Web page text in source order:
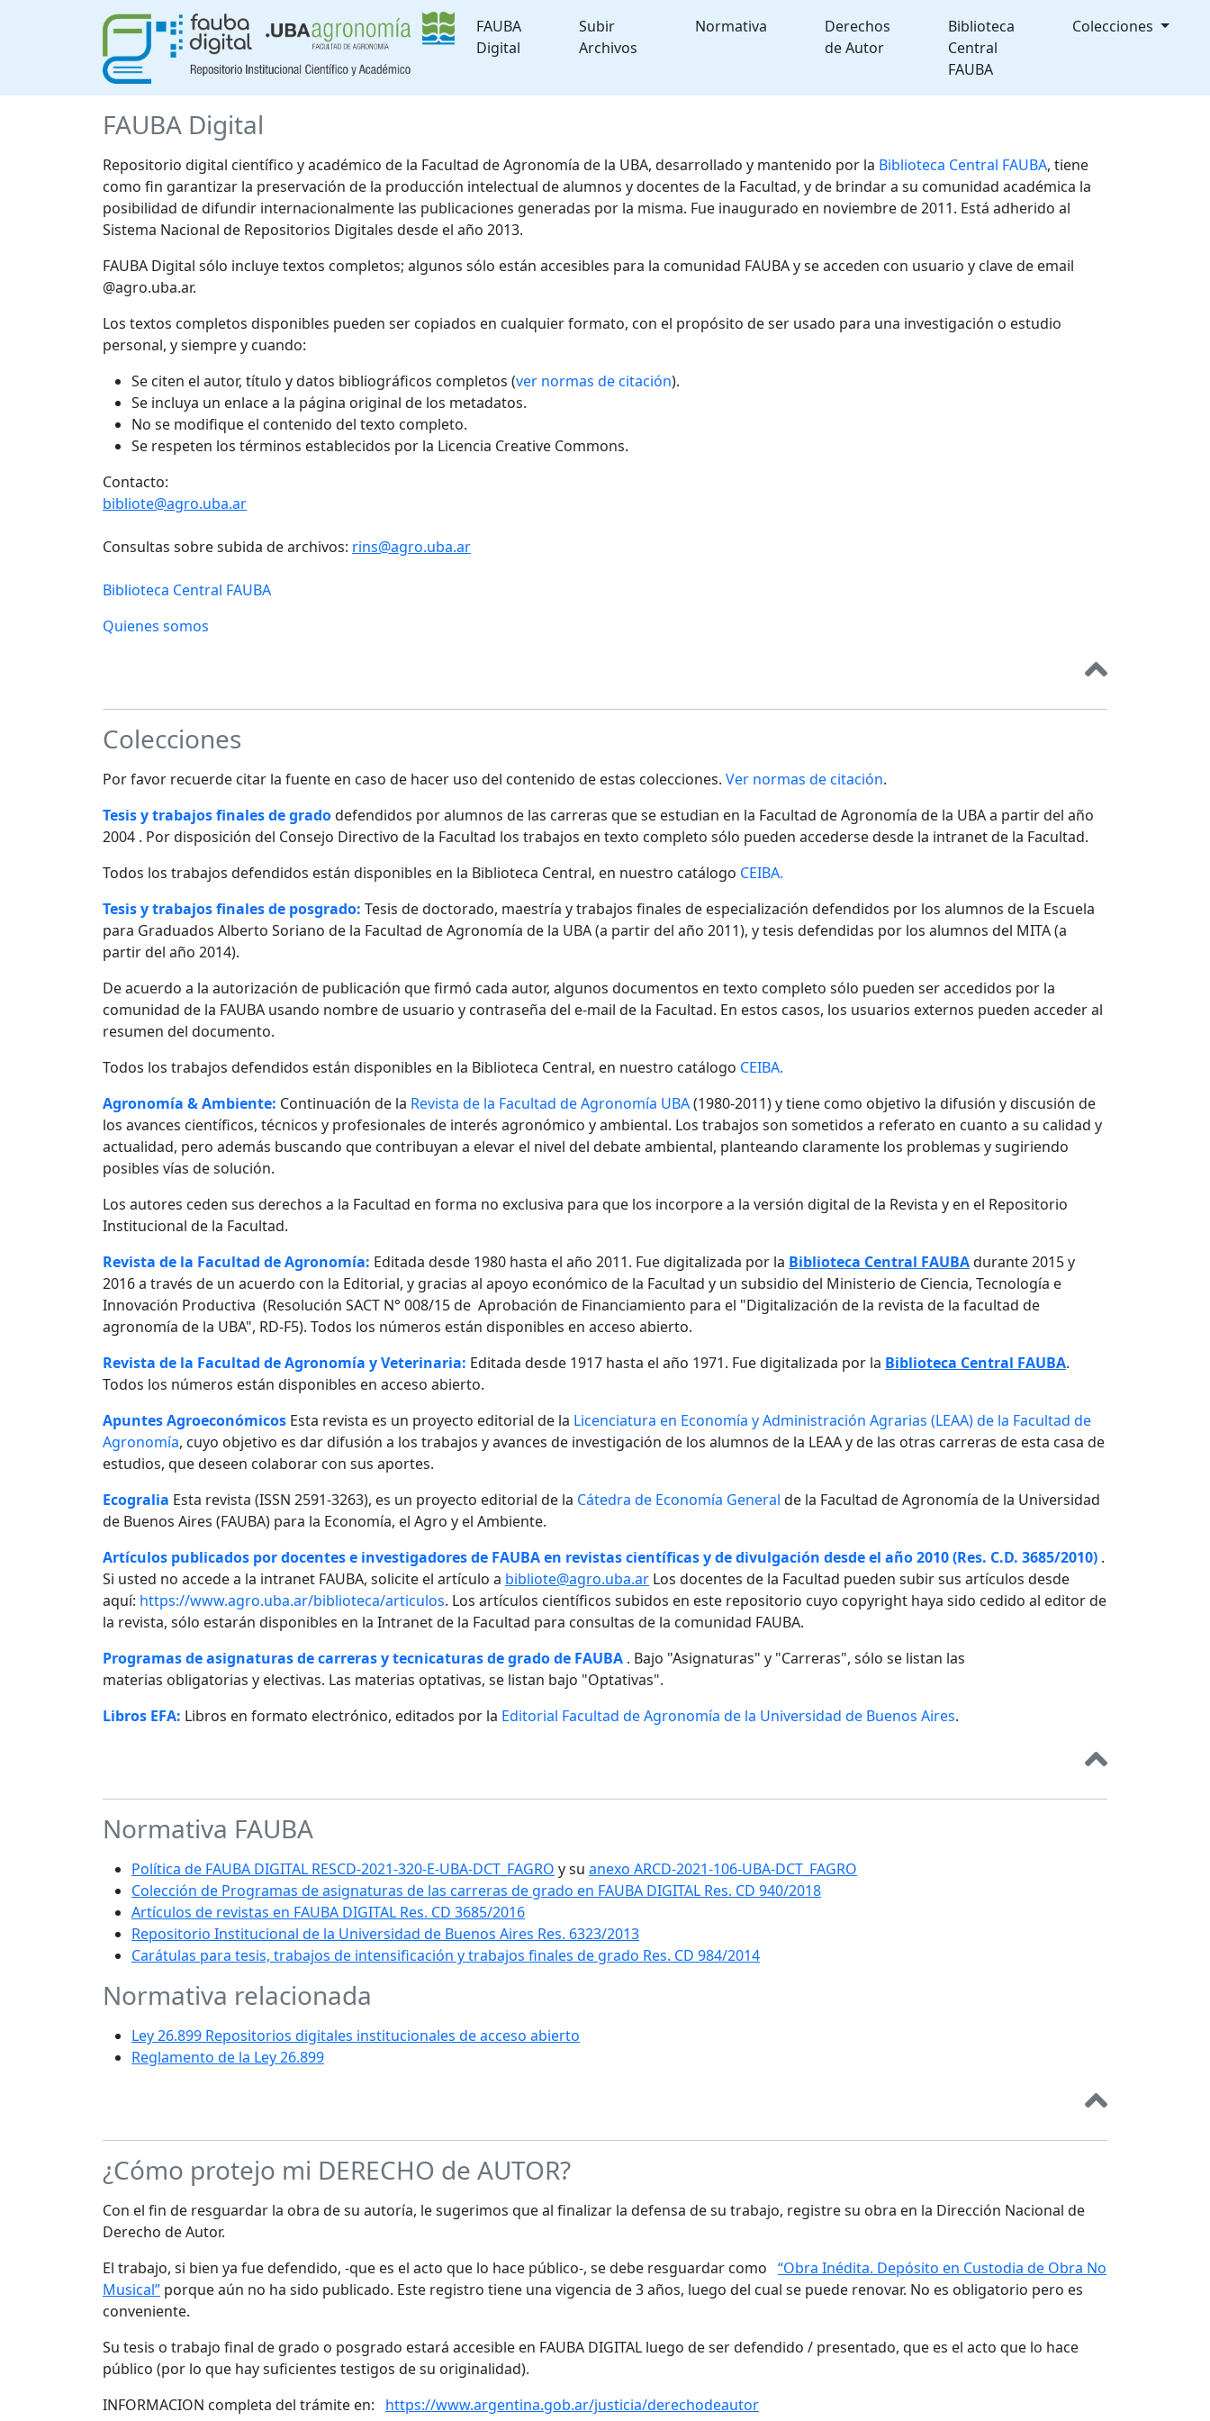
FAUBA
Digital
Subir
Archivos
Normativa
Derechos
de Autor
Biblioteca
Central
FAUBA
Colecciones
FAUBA Digital
Repositorio digital científico y académico de la Facultad de Agronomía de la UBA, desarrollado y mantenido por la Biblioteca Central FAUBA, tiene
como fin garantizar la preservación de la producción intelectual de alumnos y docentes de la Facultad, y de brindar a su comunidad académica la
posibilidad de difundir internacionalmente las publicaciones generadas por la misma. Fue inaugurado en noviembre de 2011. Está adherido al
Sistema Nacional de Repositorios Digitales desde el año 2013.
FAUBA Digital sólo incluye textos completos; algunos sólo están accesibles para la comunidad FAUBA y se acceden con usuario y clave de email
@agro.uba.ar.
Los textos completos disponibles pueden ser copiados en cualquier formato, con el propósito de ser usado para una investigación o estudio
personal, y siempre y cuando:
Se citen el autor, título y datos bibliográficos completos (ver normas de citación).
Se incluya un enlace a la página original de los metadatos.
No se modifique el contenido del texto completo.
Se respeten los términos establecidos por la Licencia Creative Commons.
Contacto:
bibliote@agro.uba.ar
Consultas sobre subida de archivos: rins@agro.uba.ar
Biblioteca Central FAUBA
Quienes somos
Colecciones
Por favor recuerde citar la fuente en caso de hacer uso del contenido de estas colecciones. Ver normas de citación.
Tesis y trabajos finales de gradodefendidos por alumnos de las carreras que se estudian en la Facultad de Agronomía de la UBA a partir del año
2004 . Por disposición del Consejo Directivo de la Facultad los trabajos en texto completo sólo pueden accederse desde la intranet de la Facultad.
Todos los trabajos defendidos están disponibles en la Biblioteca Central, en nuestro catálogo CEIBA.
Tesis y trabajos finales de posgrado: Tesis de doctorado, maestría y trabajos finales de especialización defendidos por los alumnos de la Escuela
para Graduados Alberto Soriano de la Facultad de Agronomía de la UBA (a partir del año 2011), y tesis defendidas por los alumnos del MITA (a
partir del año 2014).
De acuerdo a la autorización de publicación que firmó cada autor, algunos documentos en texto completo sólo pueden ser accedidos por la
comunidad de la FAUBA usando nombre de usuario y contraseña del e-mail de la Facultad. En estos casos, los usuarios externos pueden acceder al
resumen del documento.
Todos los trabajos defendidos están disponibles en la Biblioteca Central, en nuestro catálogo CEIBA.
Agronomía & Ambiente: Continuación de la Revista de la Facultad de Agronomía UBA(1980-2011) y tiene como objetivo la difusión y discusión de
los avances científicos, técnicos y profesionales de interés agronómico y ambiental. Los trabajos son sometidos a referato en cuanto a su calidad y
actualidad, pero además buscando que contribuyan a elevar el nivel del debate ambiental, planteando claramente los problemas y sugiriendo
posibles vías de solución.
Los autores ceden sus derechos a la Facultad en forma no exclusiva para que los incorpore a la versión digital de la Revista y en el Repositorio
Institucional de la Facultad.
Revista de la Facultad de Agronomía: Editada desde 1980 hasta el año 2011. Fue digitalizada por la Biblioteca Central FAUBAdurante 2015 y
2016 a través de un acuerdo con la Editorial, y gracias al apoyo económico de la Facultad y un subsidio del Ministerio de Ciencia, Tecnología e
Innovación Productiva (Resolución SACT N° 008/15 de Aprobación de Financiamiento para el "Digitalización de la revista de la facultad de
agronomía de la UBA", RD-F5). Todos los números están disponibles en acceso abierto.
Revista de la Facultad de Agronomía y Veterinaria: Editada desde 1917 hasta el año 1971. Fue digitalizada por la Biblioteca Central FAUBA.
Todos los números están disponibles en acceso abierto.
Apuntes Agroeconómicos Esta revista es un proyecto editorial de la Licenciatura en Economía y Administración Agrarias (LEAA) de la Facultad de
Agronomía, cuyo objetivo es dar difusión a los trabajos y avances de investigación de los alumnos de la LEAA y de las otras carreras de esta casa de
estudios, que deseen colaborar con sus aportes.
Ecogralia Esta revista (ISSN 2591-3263), es un proyecto editorial de la Cátedra de Economía General de la Facultad de Agronomía de la Universidad
de Buenos Aires (FAUBA) para la Economía, el Agro y el Ambiente.
Artículos publicados por docentes e investigadores de FAUBA en revistas científicas y de divulgación desde el año 2010 (Res. C.D. 3685/2010) .
Si usted no accede a la intranet FAUBA, solicite el artículo a bibliote@agro.uba.ar Los docentes de la Facultad pueden subir sus artículos desde
aquí: https://www.agro.uba.ar/biblioteca/articulos. Los artículos científicos subidos en este repositorio cuyo copyright haya sido cedido al editor de
la revista, sólo estarán disponibles en la Intranet de la Facultad para consultas de la comunidad FAUBA.
Programas de asignaturas de carreras y tecnicaturas de grado de FAUBA . Bajo "Asignaturas" y "Carreras", sólo se listan las
materias obligatorias y electivas. Las materias optativas, se listan bajo "Optativas".
Libros EFA: Libros en formato electrónico, editados por la Editorial Facultad de Agronomía de la Universidad de Buenos Aires.
Normativa FAUBA
Política de FAUBA DIGITAL RESCD-2021-320-E-UBA-DCT_FAGRO y su anexo ARCD-2021-106-UBA-DCT_FAGRO
Colección de Programas de asignaturas de las carreras de grado en FAUBA DIGITAL Res. CD 940/2018
Artículos de revistas en FAUBA DIGITAL Res. CD 3685/2016
Repositorio Institucional de la Universidad de Buenos Aires Res. 6323/2013
Carátulas para tesis, trabajos de intensificación y trabajos finales de grado Res. CD 984/2014
Normativa relacionada
Ley 26.899 Repositorios digitales institucionales de acceso abierto
Reglamento de la Ley 26.899
¿Cómo protejo mi DERECHO de AUTOR?
Con el fin de resguardar la obra de su autoría, le sugerimos que al finalizar la defensa de su trabajo, registre su obra en la Dirección Nacional de
Derecho de Autor.
El trabajo, si bien ya fue defendido, -que es el acto que lo hace público-, se debe resguardar como “Obra Inédita. Depósito en Custodia de Obra No
Musical” porque aún no ha sido publicado. Este registro tiene una vigencia de 3 años, luego del cual se puede renovar. No es obligatorio pero es
conveniente.
Su tesis o trabajo final de grado o posgrado estará accesible en FAUBA DIGITAL luego de ser defendido / presentado, que es el acto que lo hace
público (por lo que hay suficientes testigos de su originalidad).
INFORMACION completa del trámite en:
https://www.argentina.gob.ar/justicia/derechodeautor